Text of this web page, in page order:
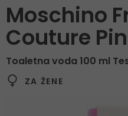
Moschino
Couture
Toaletna voda 100 ml
ZA ŽENE